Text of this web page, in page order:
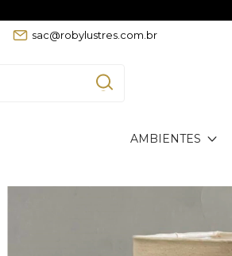
sac@robylustres.com.br
AMBIENTES